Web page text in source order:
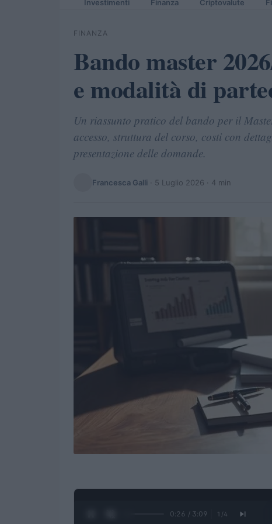
Investimenti Finanza Criptovalute
FINANZA
Bando master
e modalità di
Un riassunto pratico del bando per il
accesso, struttura del corso, costi con
presentazione delle domande.
Francesca Galli · 5 Luglio 2026 · 4 min
0:27 / 3:09 1 /4